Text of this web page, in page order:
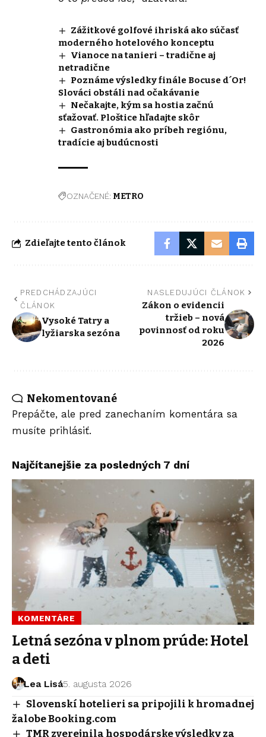
Zážitkové golfové ihriská ako súčasť
moderného hotelového konceptu
Vianoce na tanieri – tradične aj
netradične
Poznáme výsledky finále Bocuse d´Or!
Slováci obstáli nad očakávanie
Nečakajte, kým sa hostia začnú
sťažovať. Ploštice hľadajte skôr
Gastronómia ako príbeh regiónu,
tradície aj budúcnosti
OZNAČENÉ: METRO
Zdieľajte tento článok
PREDCHÁDZAJÚCI
ČLÁNOK
Vysoké Tatry a
lyžiarska sezóna
NASLEDUJÚCI ČLÁNOK
Zákon o evidencii
tržieb – nová
povinnosť od roku
2026
Nekomentované
Prepáčte, ale pred zanechaním komentára sa
musíte prihlásiť.
Najčítanejšie za posledných 7 dní
KOMENTÁRE
Letná sezóna v plnom prúde: Hotel
a deti
Lea Lisá5. augusta 2026
Slovenskí hotelieri sa pripojili k hromadnej
žalobe Booking.com
TMR zverejnila hospodárske výsledky za